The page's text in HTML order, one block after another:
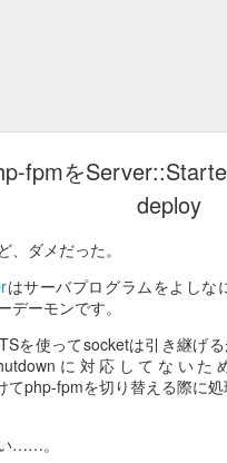
fpmを
deploy
、ダメだった。
はサーバプログラムをよしな
デーモンです。
を使ってsocketは引き継げ
に対応してないた
てphp-fpmを切り替える際に
……。